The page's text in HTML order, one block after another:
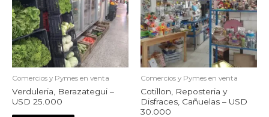
Comercios y Pymes en venta
Verduleria, Berazategui –
USD 25.000
Comercios y Pymes en venta
Cotillon, Reposteria y
Disfraces, Cañuelas – USD
30.000